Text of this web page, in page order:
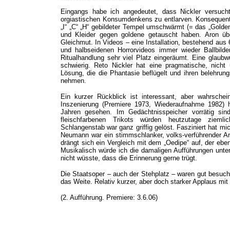
Eingangs habe ich angedeutet, dass Nickler
orgiastischen Konsumdenkens zu entlarven.
„I“ „C“ „H“ gebildeter Tempel umschwärmt (= das
und Kleider gegen goldene getauscht haben. Aron
Gleichmut. In Videos – eine Installation, bestehend
und halbseidenen Horrorvideos immer wieder
Ritualhandlung sehr viel Platz eingeräumt. Eine
schwierig. Reto Nickler hat eine pragmatische,
Lösung, die die Phantasie beflügelt und ihren
nehmen.
Ein kurzer Rückblick ist interessant, aber
Inszenierung (Premiere 1973, Wiederaufnahme
Jahren gesehen. Im Gedächtnisspeicher vorrätig
fleischfarbenen Trikots würden heutzutage
Schlangenstab war ganz griffig gelöst. Fasziniert hat
Neumann war ein stimmschlanker, volks-verführender
drängt sich ein Vergleich mit dem „Oedipe“ auf, der
Musikalisch würde ich die damaligen Aufführungen
nicht wüsste, dass die Erinnerung gerne trügt.
Die Staatsoper – auch der Stehplatz – waren gut
das Weite. Relativ kurzer, aber doch starker Applaus
(2. Aufführung. Premiere: 3.6.06)